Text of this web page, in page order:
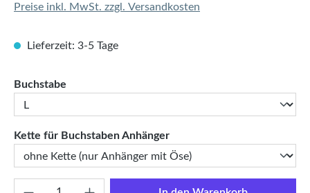
Preise inkl. MwSt. zzgl. Versandkosten
Lieferzeit: 3-5 Tage
Buchstabe
Kette für Buchstaben Anhängerauswählen
Produkt Anzahl: Gib den gewünschten